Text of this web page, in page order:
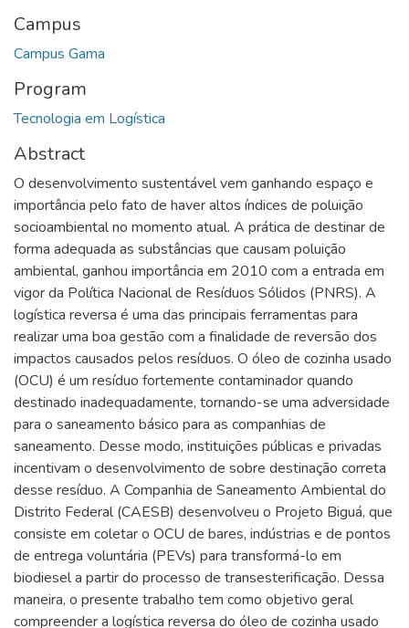
Campus
Campus Gama
Program
Tecnologia em Logística
Abstract
O desenvolvimento sustentável vem ganhando espaço e
importância pelo fato de haver altos índices de poluição
socioambiental no momento atual. A prática de destinar de
forma adequada as substâncias que causam poluição
ambiental, ganhou importância em 2010 com a entrada em
vigor da Política Nacional de Resíduos Sólidos (PNRS). A
logística reversa é uma das principais ferramentas para
realizar uma boa gestão com a finalidade de reversão dos
impactos causados pelos resíduos. O óleo de cozinha usado
(OCU) é um resíduo fortemente contaminador quando
destinado inadequadamente, tornando-se uma adversidade
para o saneamento básico para as companhias de
saneamento. Desse modo, instituições públicas e privadas
incentivam o desenvolvimento de sobre destinação correta
desse resíduo. A Companhia de Saneamento Ambiental do
Distrito Federal (CAESB) desenvolveu o Projeto Biguá, que
consiste em coletar o OCU de bares, indústrias e de pontos
de entrega voluntária (PEVs) para transformá-lo em
biodiesel a partir do processo de transesterificação. Dessa
maneira, o presente trabalho tem como objetivo geral
compreender a logística reversa do óleo de cozinha usado